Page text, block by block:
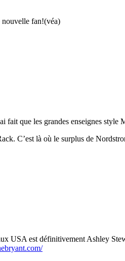
fan!(véa)
fait que les grandes enseignes
C’est là où le surplus de
USA est définitivement Ashley